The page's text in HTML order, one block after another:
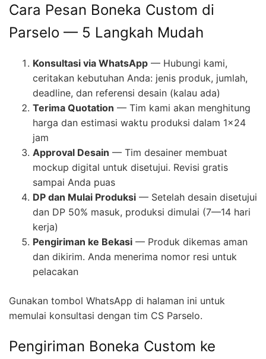
Cara Pesan Boneka Custom di
Parselo — 5 Langkah Mudah
Konsultasi via WhatsApp — Hubungi kami,
ceritakan kebutuhan Anda: jenis produk, jumlah,
deadline, dan referensi desain (kalau ada)
Terima Quotation — Tim kami akan menghitung
harga dan estimasi waktu produksi dalam 1×24
jam
Approval Desain — Tim desainer membuat
mockup digital untuk disetujui. Revisi gratis
sampai Anda puas
DP dan Mulai Produksi — Setelah desain disetujui
dan DP 50% masuk, produksi dimulai (7—14 hari
kerja)
Pengiriman ke Bekasi — Produk dikemas aman
dan dikirim. Anda menerima nomor resi untuk
pelacakan
Gunakan tombol WhatsApp di halaman ini untuk
memulai konsultasi dengan tim CS Parselo.
Pengiriman Boneka Custom ke